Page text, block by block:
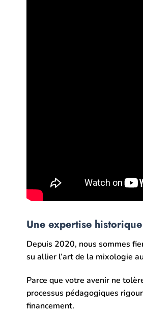
Une expertise
Depuis 2020, nous sommes
su allier l’art de la mixologie
Parce que votre avenir ne
processus pédagogiques
financement.